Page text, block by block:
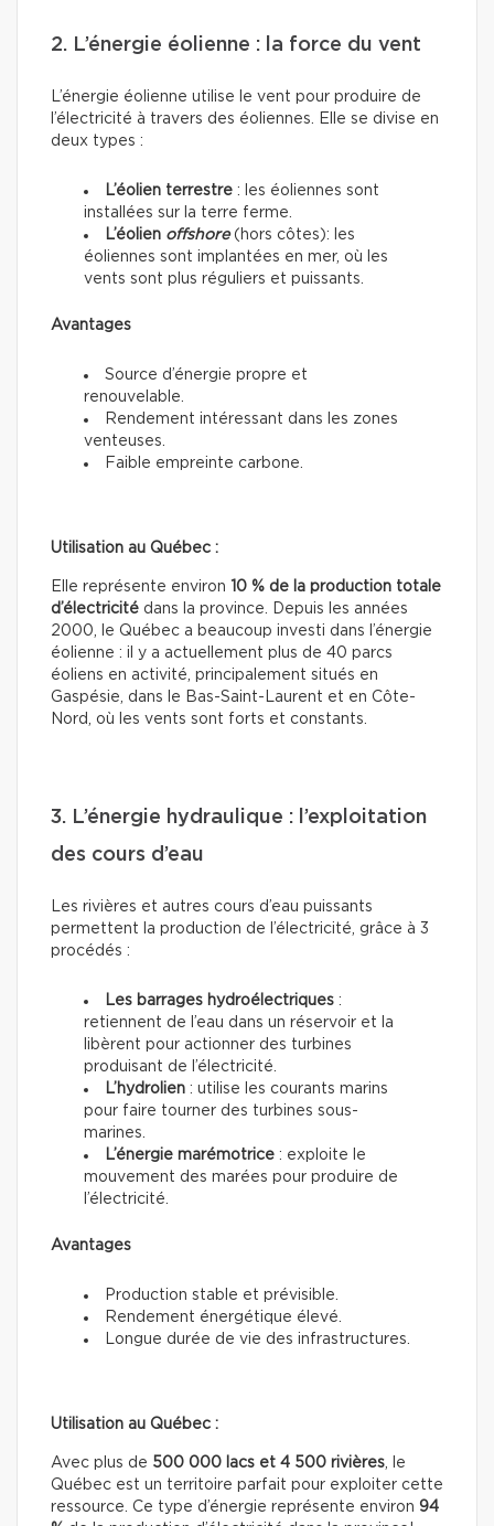
2. L’énergie éolienne : la force du vent
L’énergie éolienne utilise le vent pour produire de
l’électricité à travers des éoliennes. Elle se divise en
deux types :
L’éolien terrestre : les éoliennes sont
installées sur la terre ferme.
L’éolien offshore(hors côtes): les
éoliennes sont implantées en mer, où les
vents sont plus réguliers et puissants.
Avantages
Source d’énergie propre et
renouvelable.
Rendement intéressant dans les zones
venteuses.
Faible empreinte carbone.
Utilisation au Québec :
Elle représente environ 10 % de la production totale
d’électricité dans la province. Depuis les années
2000, le Québec a beaucoup investi dans l’énergie
éolienne : il y a actuellement plus de 40 parcs
éoliens en activité, principalement situés en
Gaspésie, dans le Bas-Saint-Laurent et en Côte-
Nord, où les vents sont forts et constants.
3. L’énergie hydraulique : l’exploitation
des cours d’eau
Les rivières et autres cours d’eau puissants
permettent la production de l’électricité, grâce à 3
procédés :
Les barrages hydroélectriques :
retiennent de l’eau dans un réservoir et la
libèrent pour actionner des turbines
produisant de l’électricité.
L’hydrolien : utilise les courants marins
pour faire tourner des turbines sous-
marines.
L’énergie marémotrice : exploite le
mouvement des marées pour produire de
l’électricité.
Avantages
Production stable et prévisible.
Rendement énergétique élevé.
Longue durée de vie des infrastructures.
Utilisation au Québec :
Avec plus de 500 000 lacs et 4 500 rivières , le
Québec est un territoire parfait pour exploiter cette
ressource. Ce type d’énergie représente environ 94